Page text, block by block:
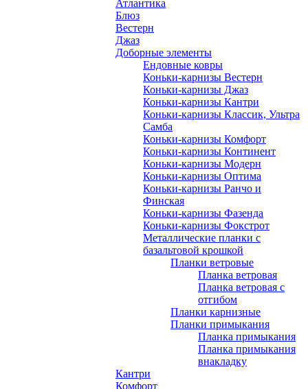
Атлантика
Блюз
Вестерн
Джаз
Доборные элементы
Ендовные ковры
Коньки-карнизы Вестерн
Коньки-карнизы Джаз
Коньки-карнизы Кантри
Коньки-карнизы Классик, Ультра
Самба
Коньки-карнизы Комфорт
Коньки-карнизы Континент
Коньки-карнизы Модерн
Коньки-карнизы Оптима
Коньки-карнизы Ранчо и
Финская
Коньки-карнизы Фазенда
Коньки-карнизы Фокстрот
Металлические планки с
базальтовой крошкой
Планки ветровые
Планка ветровая
Планка ветровая с
отгибом
Планки карнизные
Планки примыкания
Планка примыкания
Планка примыкания
внакладку
Кантри
Комфорт